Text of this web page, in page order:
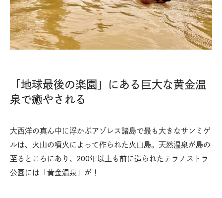
「地球最後の楽園」にある巨大な黄金温
泉で癒やされる
大西洋の真ん中に浮かぶアゾレス諸島で最も大きなサンミゲ
ルは、火山の噴火によって作られた火山島。天然温泉が島の
至るところにあり、200年以上も前に造られたテラノストラ
公園には「黄金温泉」が！